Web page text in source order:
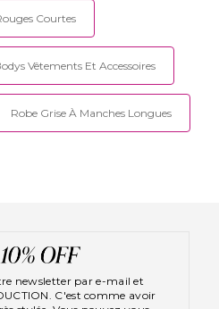
Courtes
Vêtements Et Accessoires
Robe Grise À Manches Longues
newsletter par e-mail et
C'est comme avoir